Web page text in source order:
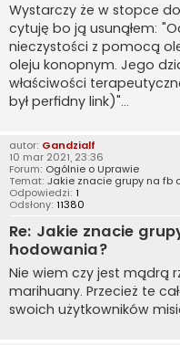
Wystarczy że w stopce
cytuję bo ją usunąłem:
nieczystości z pomocą
oleju konopnym. Jego
właściwości
był perfidny link)"...
autor: Gandzialf
10 mar 2021, 23:36
Forum: Ogólnie o Uprawie
Temat: Jakie znacie grupy na fb
Odpowiedzi: 1
Odsłony: 11380
Re: Jakie znacie
hodowania?
Nie wiem czy jest mądrą
marihuany. Przecież te
swoich użytkowników